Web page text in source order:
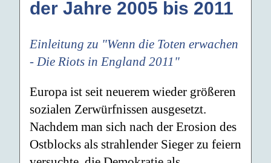
der Jahre 2005 bis 2011
Einleitung zu "Wenn die Toten erwachen
- Die Riots in England 2011"
Europa ist seit neuerem wieder größeren
sozialen Zerwürfnissen ausgesetzt.
Nachdem man sich nach der Erosion des
Ostblocks als strahlender Sieger zu feiern